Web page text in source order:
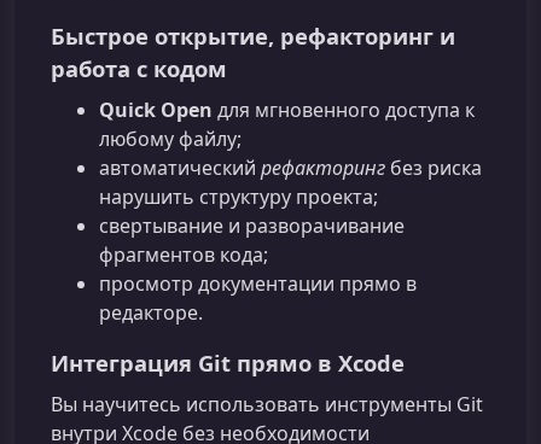
Быстрое открытие, рефакторинг и
работа с кодом
Quick Open для мгновенного доступа к
любому файлу;
автоматический рефакторинг без риска
нарушить структуру проекта;
свертывание и разворачивание
фрагментов кода;
просмотр документации прямо в
редакторе.
Интеграция Git прямо в Xcode
Вы научитесь использовать инструменты Git
внутри Xcode без необходимости